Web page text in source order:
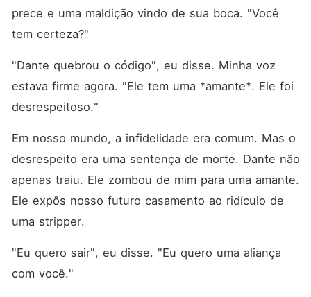
prece e uma maldição vindo de sua boca. "Você
tem certeza?"
"Dante quebrou o código", eu disse. Minha voz
estava firme agora. "Ele tem uma *amante*. Ele foi
desrespeitoso."
Em nosso mundo, a infidelidade era comum. Mas o
desrespeito era uma sentença de morte. Dante não
apenas traiu. Ele zombou de mim para uma amante.
Ele expôs nosso futuro casamento ao ridículo de
uma stripper.
"Eu quero sair", eu disse. "Eu quero uma aliança
com você."